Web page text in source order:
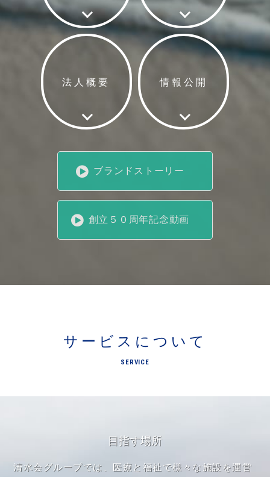
法人概要 情報公開
ブランドストーリー
創立５０周年記念動画
サービスについて
SERVICE
目指す場所
清水会グループでは、医療と福祉で様々な施設を運営